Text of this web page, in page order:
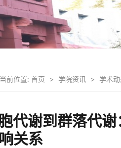
当前位置: 首页 > 学院资讯 > 学术
代谢到群落代谢
关系